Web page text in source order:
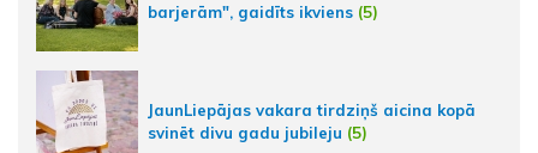
barjerām", gaidīts ikviens (5)
JaunLiepājas vakara tirdziņš aicina kopā
svinēt divu gadu jubileju (5)